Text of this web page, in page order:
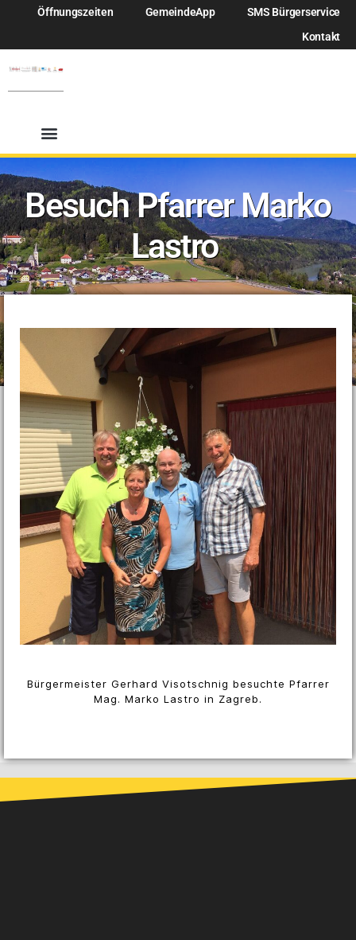
Öffnungszeiten GemeindeApp
SMS Bürgerservice
Kontakt
Besuch Pfarrer Marko
Lastro
Bürgermeister Gerhard Visotschnig besuchte Pfarrer
Mag. Marko Lastro in Zagreb.